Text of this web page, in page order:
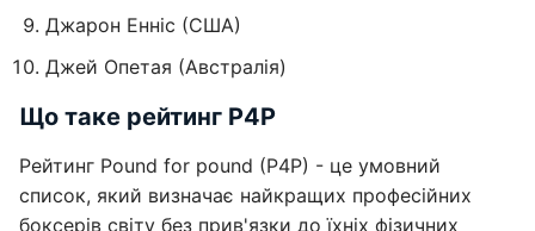
Джарон Енніс (США)
Джей Опетая (Австралія)
Що таке рейтинг P4P
Рейтинг Pound for pound (P4P) - це умовний
список, який визначає найкращих професійних
боксерів світу без прив'язки до їхніх фізичних